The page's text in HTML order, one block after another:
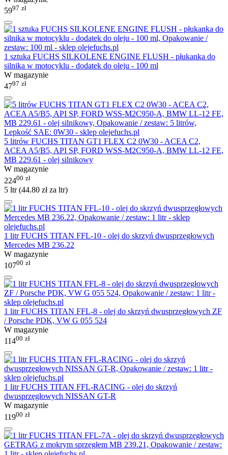
5997 zł
1 sztuka FUCHS SILKOLENE ENGINE FLUSH - płukanka do
silnika w motocyklu - dodatek do oleju - 100 ml
W magazynie
4797 zł
5 litrów FUCHS TITAN GT1 FLEX C2 0W30 - ACEA C2,
ACEA A5/B5, API SP, FORD WSS-M2C950-A, BMW LL-12 FE,
MB 229.61 - olej silnikowy
W magazynie
22400 zł
5 ltr (44.80 złza ltr)
1 litr FUCHS TITAN FFL-10 - olej do skrzyń dwusprzęgłowych
Mercedes MB 236.22
W magazynie
10700 zł
1 litr FUCHS TITAN FFL-8 - olej do skrzyń dwusprzęgłowych ZF
/ Porsche PDK, VW G 055 524
W magazynie
11400 zł
1 litr FUCHS TITAN FFL-RACING - olej do skrzyń
dwusprzęgłowych NISSAN GT-R
W magazynie
11900 zł